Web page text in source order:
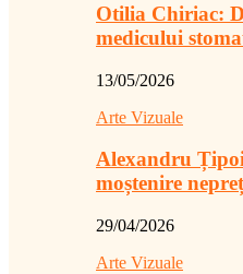
Otilia Chiriac:
medicului
13/05/2026
Arte Vizuale
Alexandru
moștenire
29/04/2026
Arte Vizuale